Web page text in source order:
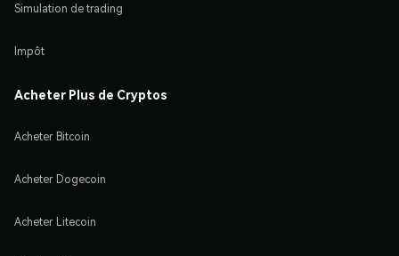
Simulation de trading
Impôt
Acheter Plus de Cryptos
Acheter Bitcoin
Acheter Dogecoin
Acheter Litecoin